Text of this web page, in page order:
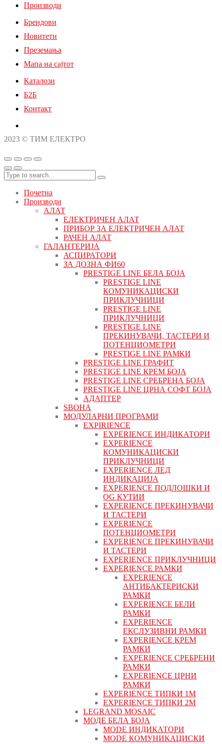
Производи
Брендови
Новитети
Преземања
Мапа на сајтот
Каталози
Б2Б
Контакт
2023 © ТИМ ЕЛЕКТРО
Почетна
Производи
АЛАТ
ЕЛЕКТРИЧЕН АЛАТ
ПРИБОР ЗА ЕЛЕКТРИЧЕН АЛАТ
РАЧЕН АЛАТ
ГАЛАНТЕРИЈА
АСПИРАТОРИ
ЗА ДОЗНА ФИ60
PRESTIGE LINE БЕЛА БОЈА
PRESTIGE LINE
КОМУНИКАЦИСКИ
ПРИКЛУЧНИЦИ
PRESTIGE LINE
ПРИКЛУЧНИЦИ
PRESTIGE LINE
ПРЕКИНУВАЧИ, ТАСТЕРИ И
ПОТЕНЦИОМЕТРИ
PRESTIGE LINE РАМКИ
PRESTIGE LINE ГРАФИТ
PRESTIGE LINE КРЕМ БОЈА
PRESTIGE LINE СРЕБРЕНА БОЈА
PRESTIGE LINE ЦРНА СОФТ БОЈА
АДАПТЕР
ЅВОНА
МОДУЛАРНИ ПРОГРАМИ
EXPIRIENCE
EXPERIENCE ИНДИКАТОРИ
EXPERIENCE
КОМУНИКАЦИСКИ
ПРИКЛУЧНИЦИ
EXPERIENCE ЛЕД
ИНДИКАЦИЈА
EXPERIENCE ПОДЛОШКИ И
OG КУТИИ
EXPERIENCE ПРЕКИНУВАЧИ
И ТАСТЕРИ
EXPERIENCE
ПОТЕНЦИОМЕТРИ
EXPERIENCE ПРЕКИНУВАЧИ
И ТАСТЕРИ
EXPERIENCE ПРИКЛУЧНИЦИ
EXPERIENCE РАМКИ
EXPERIENCE
АНТИБАКТЕРИСКИ
РАМКИ
EXPERIENCE БЕЛИ
РАМКИ
EXPERIENCE
ЕКСЛУЗИВНИ РАМКИ
EXPERIENCE КРЕМ
РАМКИ
EXPERIENCE СРЕБРЕНИ
РАМКИ
EXPERIENCE ЦРНИ
РАМКИ
EXPERIENCE ТИПКИ 1M
EXPERIENCE ТИПКИ 2М
LEGRAND MOSAIC
МОДЕ БЕЛА БОЈА
MODE ИНДИКАТОРИ
MODE КОМУНИКАЦИСКИ